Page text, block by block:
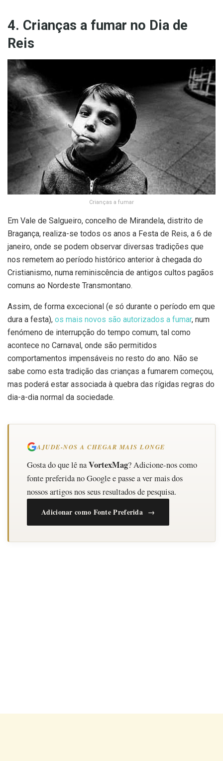
4. Crianças a fumar no Dia de
Reis
Crianças a fumar
Em Vale de Salgueiro, concelho de Mirandela, distrito de
Bragança, realiza-se todos os anos a Festa de Reis, a 6 de
janeiro, onde se podem observar diversas tradições que
nos remetem ao período histórico anterior à chegada do
Cristianismo, numa reminiscência de antigos cultos pagãos
comuns ao Nordeste Transmontano.
Assim, de forma excecional (e só durante o período em que
dura a festa), os mais novos são autorizados a fumar, num
fenómeno de interrupção do tempo comum, tal como
acontece no Carnaval, onde são permitidos
comportamentos impensáveis no resto do ano. Não se
sabe como esta tradição das crianças a fumarem começou,
mas poderá estar associada à quebra das rígidas regras do
dia-a-dia normal da sociedade.
AJUDE-NOS A CHEGAR MAIS LONGE
Gosta do que lê naVortexMag? Adicione-nos como
fonte preferida no Google e passe a ver mais dos
nossos artigos nos seus resultados de pesquisa.
Adicionar como Fonte Preferida →